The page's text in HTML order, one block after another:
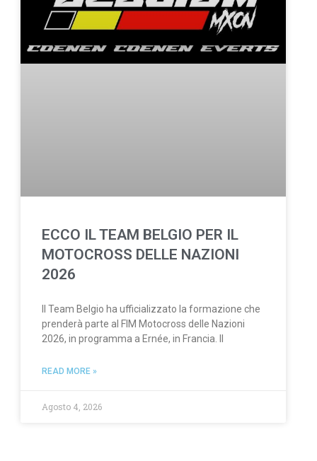
ECCO IL TEAM BELGIO PER IL
MOTOCROSS DELLE NAZIONI
2026
Il Team Belgio ha ufficializzato la formazione che
prenderà parte al FIM Motocross delle Nazioni
2026, in programma a Ernée, in Francia. Il
READ MORE »
Agosto 4, 2026